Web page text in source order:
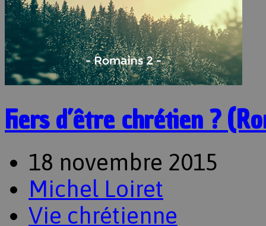
Fiers d’être chrétien ?
18 novembre 2015
Michel Loiret
Vie chrétienne